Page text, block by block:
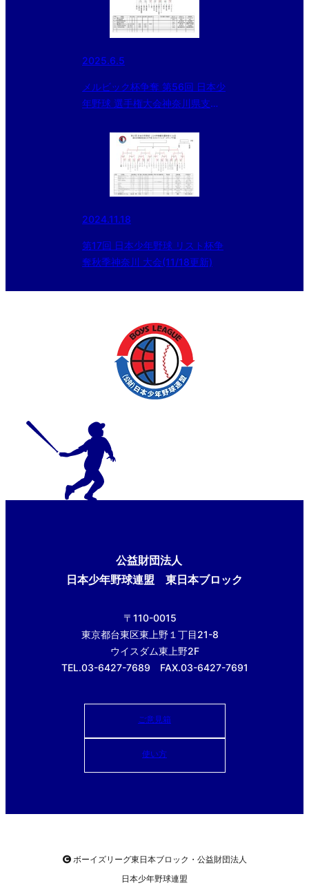
2025.6.5
メルビック杯争奪 第56回 日本少
年野球 選手権大会神奈川県支部
2024.11.18
第17回 日本少年野球 リスト杯争
奪秋季神奈川 大会(11/18更新)
公益財団法人
日本少年野球連盟 東日本ブロック
〒110-0015
東京都台東区東上野１丁目21-8
ウイスダム東上野2F
TEL.03-6427-7689 FAX.03-6427-7691
ご意見箱
使い方
ボーイズリーグ東日本ブロック・公益財団法人
日本少年野球連盟